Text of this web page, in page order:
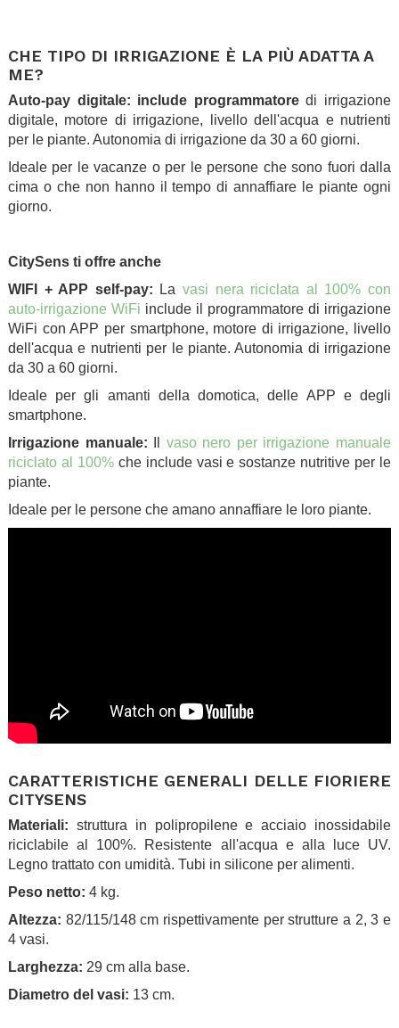
CHE TIPO DI IRRIGAZIONE È LA PIÙ ADATTA A
ME?
Auto-pay digitale: include programmatoredi irrigazione
digitale, motore di irrigazione, livello dell'acqua e nutrienti
per le piante. Autonomia di irrigazione da 30 a 60 giorni.
Ideale per le vacanze o per le persone che sono fuori dalla
cima o che non hanno il tempo di annaffiare le piante ogni
giorno.
CitySens ti offre anche
WIFI + APP self-pay: Lavasi nera riciclata al 100% con
auto-irrigazione WiFi include il programmatore di irrigazione
WiFi con APP per smartphone, motore di irrigazione, livello
dell'acqua e nutrienti per le piante. Autonomia di irrigazione
da 30 a 60 giorni.
Ideale per gli amanti della domotica, delle APP e degli
smartphone.
Irrigazione manuale:
vaso nero per irrigazione manuale
riciclato al 100%che include vasi e sostanze nutritive per le
piante.
Ideale per le persone che amano annaffiare le loro piante.
CARATTERISTICHE GENERALI DELLE FIORIERE
CITYSENS
Materiali: struttura in polipropilene e acciaio inossidabile
riciclabile al 100%. Resistente all'acqua e alla luce UV.
Legno trattato con umidità. Tubi in silicone per alimenti.
Peso netto: 4 kg.
Altezza: 82/115/148 cm rispettivamente per strutture a 2, 3 e
4 vasi.
Larghezza: 29 cm alla base.
Diametro del vasi: 13 cm.